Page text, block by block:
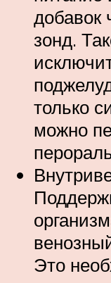
добавок
зонд.
только
можно
Это